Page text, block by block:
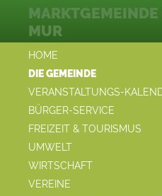
HOME
DIE GEMEINDE
VERANSTALTUNGS-
BÜRGER-SERVICE
FREIZEIT & TOURISMUS
UMWELT
WIRTSCHAFT
VEREINE
MUR